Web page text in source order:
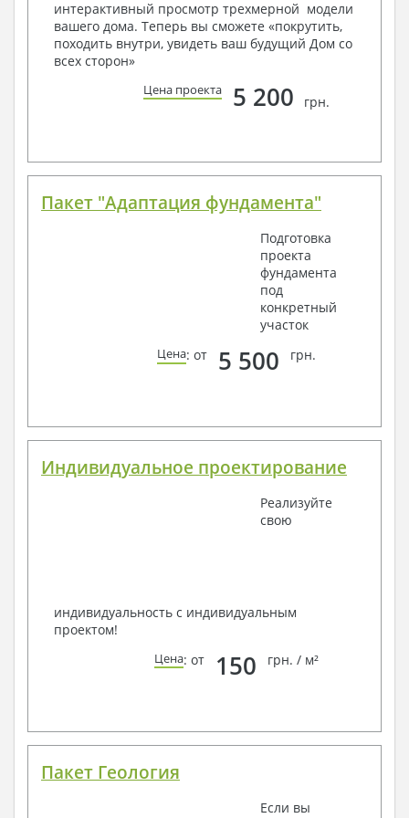
Получить профессиональную консультацию у
наших специалистов, Вы можете любым
способом связи: закажите обратный звонок,
по viber, e-mail, телефон -
интерактивный просмотр трехмерной модели
вашего дома. Теперь вы сможете «покрутить,
походить внутри, увидеть ваш будущий Дом со
всех сторон»
Цена проекта 5 200 грн.
Пакет "Адаптация фундамента"
Подготовка
проекта
фундамента
под
конкретный
участок
Цена: от 5 500 грн.
Индивидуальное проектирование
Реализуйте
свою
индивидуальность с индивидуальным
проектом!
Цена: от 150 грн. / м²
Пакет Геология
Если вы